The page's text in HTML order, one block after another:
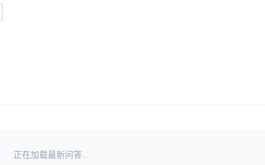
正在加载最新问答...